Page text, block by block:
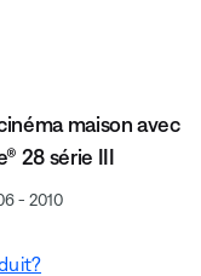
maison avec
28 série III
- 2010